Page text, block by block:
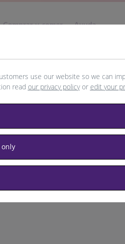
Comprar y comer Ayuda
use our website so we can
read our privacy policyor edit your